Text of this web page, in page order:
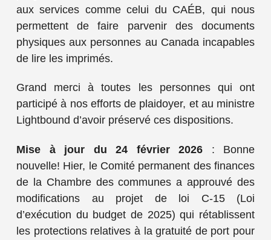
aux services comme celui du CAÉB, qui nous
permettent de faire parvenir des documents
physiques aux personnes au Canada incapables
de lire les imprimés.
Grand merci à toutes les personnes qui ont
participé à nos efforts de plaidoyer, et au ministre
Lightbound d’avoir préservé ces dispositions.
Mise à jour du 24 février 2026 : Bonne
nouvelle! Hier, le Comité permanent des finances
de la Chambre des communes a approuvé des
modifications au projet de loi C-15 (Loi
d’exécution du budget de 2025) qui rétablissent
les protections relatives à la gratuité de port pour